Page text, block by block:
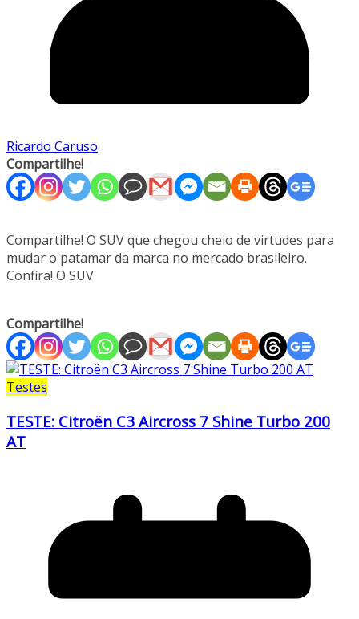
Ricardo Caruso
Compartilhe!
Compartilhe! O SUV que chegou cheio de virtudes para
mudar o patamar da marca no mercado brasileiro.
Confira! O SUV
Compartilhe!
Testes
TESTE: Citroën C3 Aircross 7 Shine Turbo 200
AT